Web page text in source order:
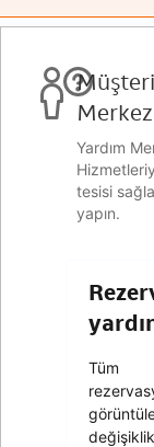
Yardım
tesisi
yapın.
Tüm